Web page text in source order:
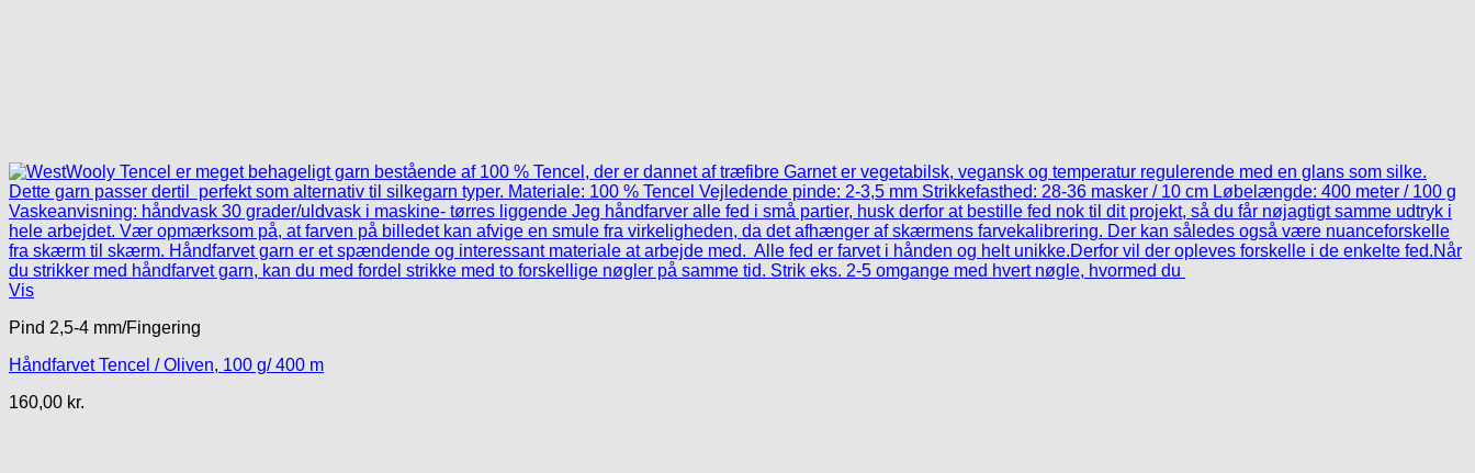
Vis
Pind 2,5-4 mm/Fingering
Håndfarvet Tencel / Oliven, 100 g/ 400 m
160,00 kr.